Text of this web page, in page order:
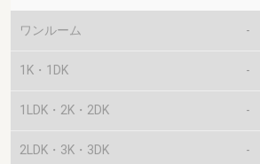
ワンルーム -
1K・1DK -
1LDK・2K・2DK -
2LDK・3K・3DK -